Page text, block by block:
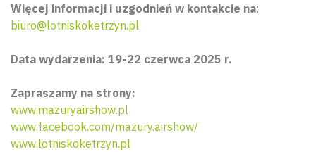
Więcej informacji i uzgodnień w kontakcie na:
biuro@lotniskoketrzyn.pl
Data wydarzenia: 19-22 czerwca 2025 r.
Zapraszamy na strony:
www.mazuryairshow.pl
www.facebook.com/mazury.airshow/
www.lotniskoketrzyn.pl